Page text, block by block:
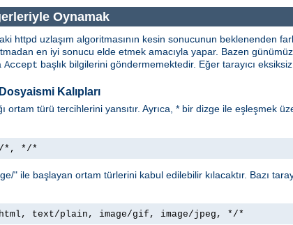
Oynamak
httpd uzlaşım algoritmasının kesin sonucunun beklenenden
en iyi sonucu elde etmek amacıyla yapar. Bazen
Accept başlık bilgilerini göndermemektedir. Eğer tarayıcı
Kalıpları
ortam türü tercihlerini yansıtır. Ayrıca, * bir dizge ile eşleşmek
*, */*
" ile başlayan ortam türlerini kabul edilebilir kılacaktır. Bazı
text/plain, image/gif, image/jpeg, */*